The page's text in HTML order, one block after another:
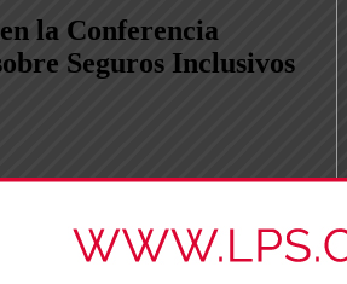
la Conferencia
Seguros Inclusivos